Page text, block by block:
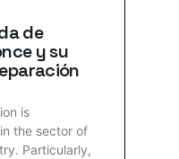
de
y su
is
the sector of
Particularly,